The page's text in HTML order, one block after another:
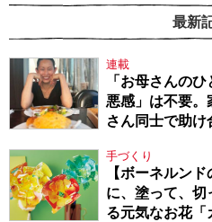
最新
連載
「お母さんの
悪感」は不要。
さん同士で助
手づくり
【ボーネルン
に、塗って、切
る元気なお花「